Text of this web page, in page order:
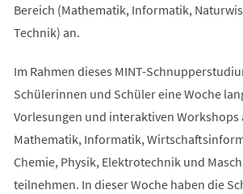
Bereich (Mathematik, Informatik,
Technik) an.
Im Rahmen dieses MINT-
Schülerinnen und Schüler eine Woche
Vorlesungen und interaktiven Workshops
Mathematik, Informatik,
Chemie, Physik, Elektrotechnik und
teilnehmen. In dieser Woche haben die